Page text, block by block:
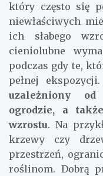
który często się
niewłaściwych
ich słabego
cieniolubne
podczas gdy te,
pełnej ekspozycji.
uzależniony
ogrodzie, a
wzrostu. Na
krzewy czy
przestrzeń,
roślinom. Dobrą